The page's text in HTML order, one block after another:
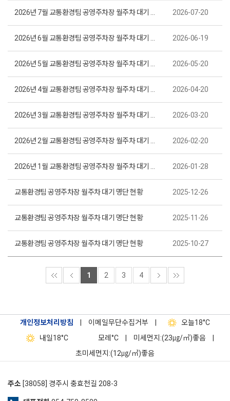
2026-07-20
2026-06-19
2026-05-20
2026-04-20
2026-03-20
2026-02-20
2026-01-28
교통환경팀 공영주차장 월주차 대기 명단 현황 2025-12-26
교통환경팀 공영주차장 월주차 대기 명단 현황 2025-11-26
교통환경팀 공영주차장 월주차 대기 명단 현황 2025-10-27
1 2 3 4
개인정보처리방침 이메일무단수집거부 오늘18°C
내일18°C 모레 °C 미세먼지:(23㎍/㎥)좋음
초미세먼지:(12㎍/㎥)좋음
주소 [38058] 경주시 충효천길 208-3